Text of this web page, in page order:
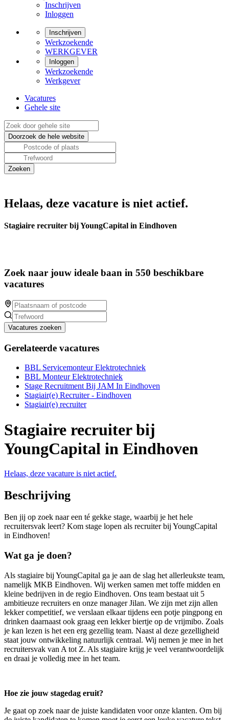
Inschrijven
Inloggen
Inschrijven
Werkzoekende
WERKGEVER
Inloggen
Werkzoekende
Werkgever
Vacatures
Gehele site
Helaas, deze vacature is niet actief.
Stagiaire recruiter bij YoungCapital in Eindhoven
Zoek naar jouw ideale baan in 550 beschikbare
vacatures
Vacatures zoeken
Gerelateerde vacatures
BBL Servicemonteur Elektrotechniek
BBL Monteur Elektrotechniek
Stage Recruitment Bij JAM In Eindhoven
Stagiair(e) Recruiter - Eindhoven
Stagiair(e) recruiter
Stagiaire recruiter bij
YoungCapital in Eindhoven
Helaas, deze vacature is niet actief.
Beschrijving
Ben jij op zoek naar een té gekke stage, waarbij je het hele
recruitersvak leert? Kom stage lopen als recruiter bij YoungCapital
in Eindhoven!
Wat ga je doen?
Als stagiaire bij YoungCapital ga je aan de slag het allerleukste team,
namelijk MKB Eindhoven. Wij werken samen met toffe midden en
kleine bedrijven in de regio Eindhoven. Ons team bestaat uit 5
ambitieuze recruiters en onze manager Jilan. We zijn met zijn allen
lekker competitief, we verslaan elkaar tijdens een potje pingpong en
drinken daarnaast ook graag een lekker biertje op de vrijmibo. Zoals
je kan lezen is het een erg gezellig team. Naast al deze gezelligheid
staat jouw ontwikkeling natuurlijk centraal. Wij nemen je mee in het
recruitersvak van A tot Z. Als stagiaire krijg je veel verantwoordelijk
en draai je volledig mee in het team.
Hoe zie jouw stagedag eruit?
Je gaat op zoek naar de juiste kandidaten voor onze klanten. Om bij